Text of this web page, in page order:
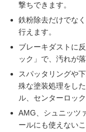
撃ちできます。
鉄粉除去だけでな
行えます。
ブレーキダストに
ック」で、汚れが
スパッタリングや
殊な塗装処理をし
ル、センターロッ
AMG、シュニッツ
ールにも使えない